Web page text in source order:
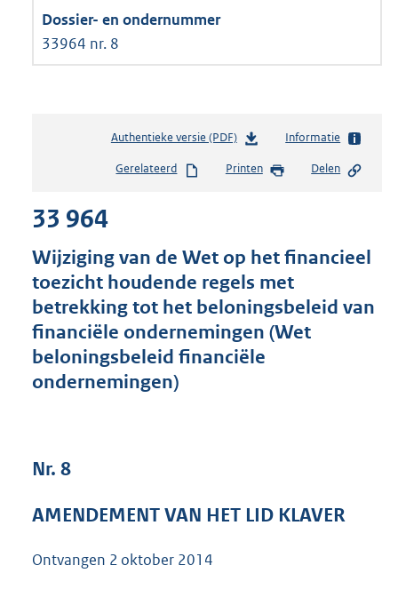
33964 nr. 8
Authentieke versie (PDF)b
s
s
g
r
o
t
Informatie
Gerelateerd Printen Delen
33 964
Wijziging van de Wet op het financieel
toezicht houdende regels met
betrekking tot het beloningsbeleid van
financiële ondernemingen (Wet
beloningsbeleid financiële
ondernemingen)
Nr. 8
AMENDEMENT VAN HET LID KLAVER
Ontvangen 2 oktober 2014